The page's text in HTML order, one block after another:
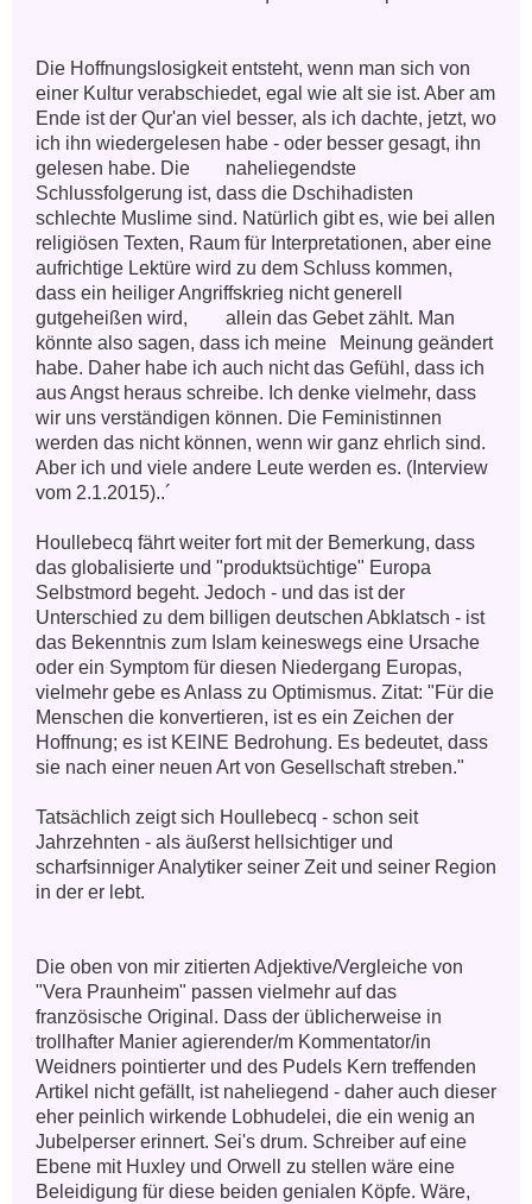
Die Hoffnungslosigkeit entsteht, wenn man sich von
einer Kultur verabschiedet, egal wie alt sie ist. Aber am
Ende ist der Qur'an viel besser, als ich dachte, jetzt, wo
ich ihn wiedergelesen habe - oder besser gesagt, ihn
gelesen habe. Die 	naheliegendste
Schlussfolgerung ist, dass die Dschihadisten
schlechte Muslime sind. Natürlich gibt es, wie bei allen
religiösen Texten, Raum für Interpretationen, aber eine
aufrichtige Lektüre wird zu dem Schluss kommen,
dass ein heiliger Angriffskrieg nicht generell
gutgeheißen wird, 	allein das Gebet zählt. Man
könnte also sagen, dass ich meine 	Meinung geändert
habe. Daher habe ich auch nicht das Gefühl, dass ich
aus Angst heraus schreibe. Ich denke vielmehr, dass
wir uns verständigen können. Die Feministinnen
werden das nicht können, wenn wir ganz ehrlich sind.
Aber ich und viele andere Leute werden es. (Interview
vom 2.1.2015)..´
Houllebecq fährt weiter fort mit der Bemerkung, dass
das globalisierte und "produktsüchtige" Europa
Selbstmord begeht. Jedoch - und das ist der
Unterschied zu dem billigen deutschen Abklatsch - ist
das Bekenntnis zum Islam keineswegs eine Ursache
oder ein Symptom für diesen Niedergang Europas,
vielmehr gebe es Anlass zu Optimismus. Zitat: "Für die
Menschen die konvertieren, ist es ein Zeichen der
Hoffnung; es ist KEINE Bedrohung. Es bedeutet, dass
sie nach einer neuen Art von Gesellschaft streben."
Tatsächlich zeigt sich Houllebecq - schon seit
Jahrzehnten - als äußerst hellsichtiger und
scharfsinniger Analytiker seiner Zeit und seiner Region
in der er lebt.
Die oben von mir zitierten Adjektive/Vergleiche von
"Vera Praunheim" passen vielmehr auf das
französische Original. Dass der üblicherweise in
trollhafter Manier agierender/m Kommentator/in
Weidners pointierter und des Pudels Kern treffenden
Artikel nicht gefällt, ist naheliegend - daher auch dieser
eher peinlich wirkende Lobhudelei, die ein wenig an
Jubelperser erinnert. Sei's drum. Schreiber auf eine
Ebene mit Huxley und Orwell zu stellen wäre eine
Beleidigung für diese beiden genialen Köpfe. Wäre,